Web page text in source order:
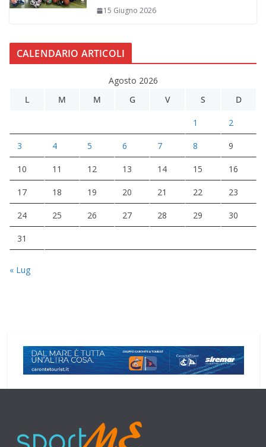
15 Giugno 2026
CALENDARIO ARTICOLI
Agosto 2026
L
M M G V S D
1 2
3 4 5 6 7 8 9
10 11 12 13 14 15 16
17 18 19 20 21 22 23
24 25 26 27 28 29 30
31
« Lug